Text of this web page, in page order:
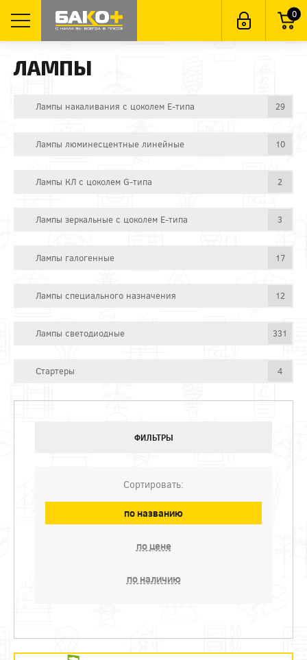
0
ЛАМПЫ
Лампы накаливания с цоколем E-типа 29
Лампы люминесцентные линейные 10
Лампы КЛ с цоколем G-типа 2
Лампы зеркальные с цоколем E-типа 3
Лампы галогенные 17
Лампы специального назначения 12
Лампы светодиодные 331
Стартеры 4
ФИЛЬТРЫ
Сортировать:
по названию
по цене
по наличию